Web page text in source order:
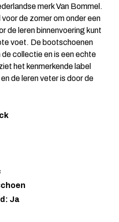
merk Van Bommel.
de zomer om onder een
de leren binnenvoering kunt
voet. De bootschoenen
de collectie en is een echte
het kenmerkende label
de leren veter is door de
Ja